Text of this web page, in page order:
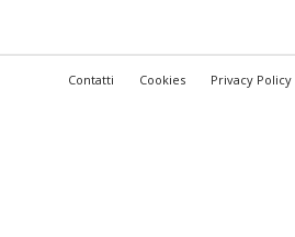
Contatti Cookies Privacy Policy